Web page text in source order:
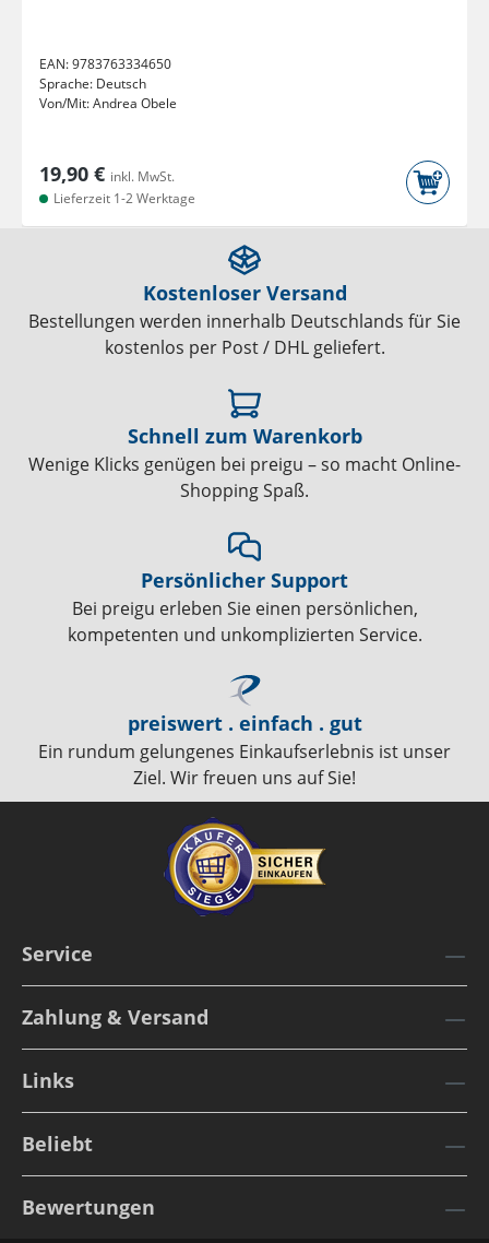
EAN:9783763334650
Sprache: Deutsch
Von/Mit:Andrea Obele
19,90 € inkl. MwSt.
Lieferzeit 1-2 Werktage
Kostenloser Versand
Bestellungen werden innerhalb Deutschlands für Sie
kostenlos per Post / DHL geliefert.
Schnell zum Warenkorb
Wenige Klicks genügen bei preigu – so macht Online-
Shopping Spaß.
Persönlicher Support
Bei preigu erleben Sie einen persönlichen,
kompetenten und unkomplizierten Service.
preiswert . einfach . gut
Ein rundum gelungenes Einkaufserlebnis ist unser
Ziel. Wir freuen uns auf Sie!
Service
Zahlung & Versand
Links
Beliebt
Bewertungen